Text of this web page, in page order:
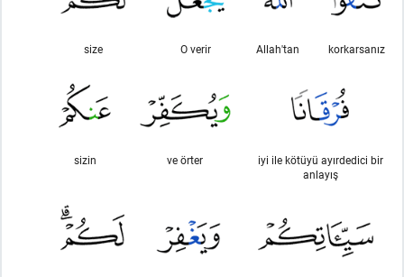
korkarsanız
Allah'tan
O verir
size
iyi ile kötüyü ayırdedici bir
anlayış
ve örter
sizin